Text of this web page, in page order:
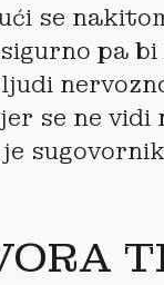
se
pa
se ne vidi